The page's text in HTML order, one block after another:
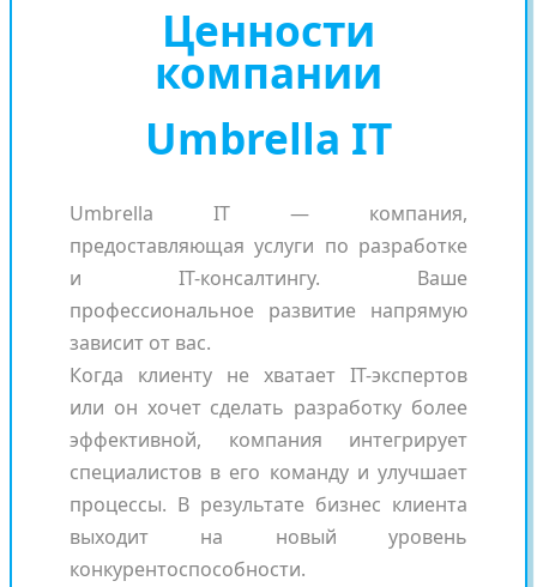
Ценности
компании
Umbrella IT
Umbrella IT — компания,
предоставляющая услуги по разработке
и IT-консалтингу. Ваше
профессиональное развитие напрямую
зависит от вас.
Когда клиенту не хватает IT-экспертов
или он хочет сделать разработку более
эффективной, компания интегрирует
специалистов в его команду и улучшает
процессы. В результате бизнес клиента
выходит на новый уровень
конкурентоспособности.